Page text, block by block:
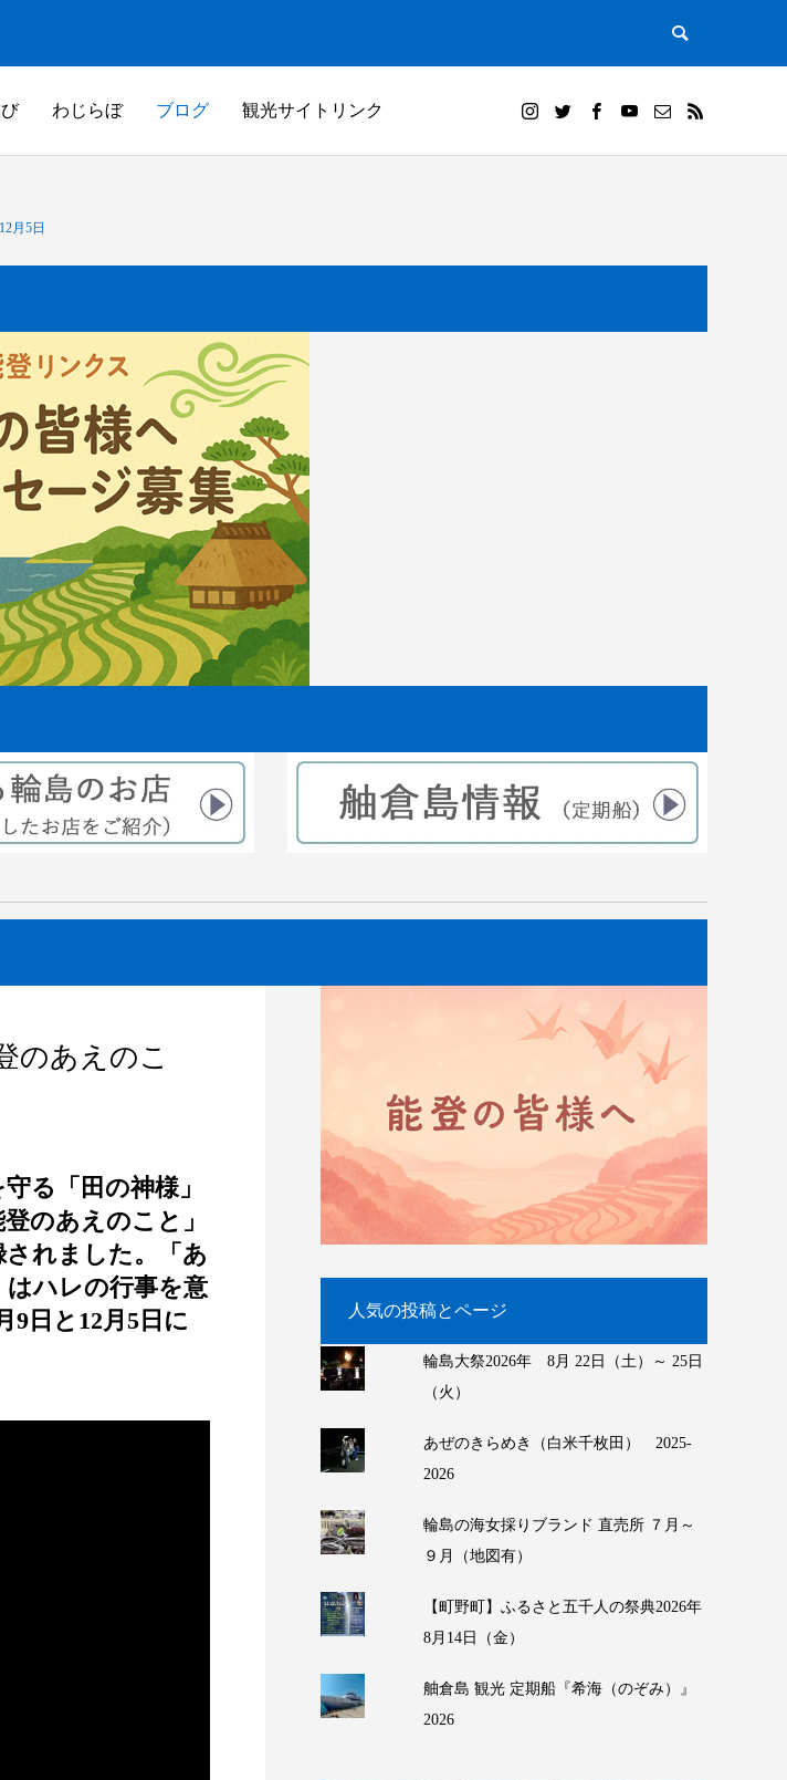
わじらぼ ブログ 観光サイトリンク
白米千枚田オーナー田（山崎賢人）｜田植
えから3ヶ月後稲穂が出来てきました。
2021.08.06
月5日
のあえのこ
る「田の神様」
のあえのこと」
されました。「あ
はハレの行事を意
9日と12月5日に
人気の投稿とページ
輪島大祭2026年 8月 22日（土）～ 25日
（火）
あぜのきらめき（白米千枚田） 2025-
2026
輪島の海女採りブランド 直売所 ７月～
９月（地図有）
【町野町】ふるさと五千人の祭典2026年
8月14日（金）
舳倉島 観光 定期船『希海（のぞみ）』
2026